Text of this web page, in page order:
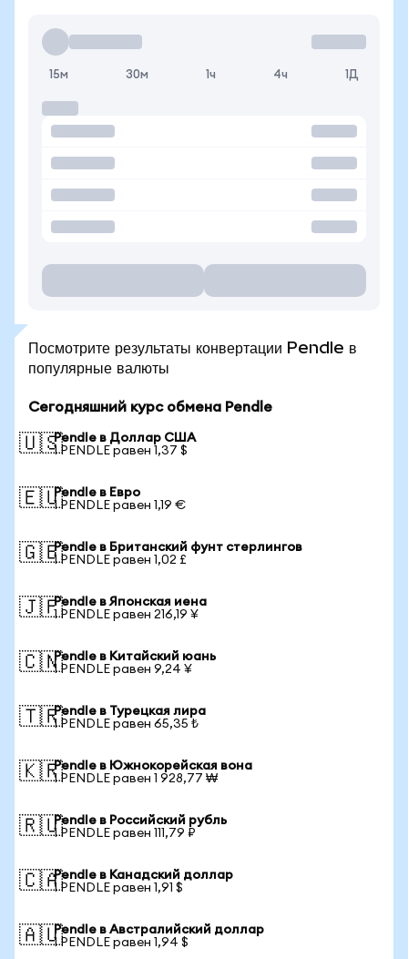
15м 30м 1ч 4ч 1Д
Посмотрите результаты конвертации Pendle в
популярные валюты
Сегодняшний курс обмена Pendle
🇺🇸Pendle в Доллар США
1 PENDLE равен 1,37 $
🇪🇺Pendle в Евро
1 PENDLE равен 1,19 €
🇬🇧Pendle в Британский фунт стерлингов
1 PENDLE равен 1,02 £
🇯🇵Pendle в Японская иена
1 PENDLE равен 216,19 ¥
🇨🇳Pendle в Китайский юань
1 PENDLE равен 9,24 ¥
🇹🇷Pendle в Турецкая лира
1 PENDLE равен 65,35 ₺
🇰🇷Pendle в Южнокорейская вона
1 PENDLE равен 1 928,77 ₩
🇷🇺Pendle в Российский рубль
1 PENDLE равен 111,79 ₽
🇨🇦Pendle в Канадский доллар
1 PENDLE равен 1,91 $
🇦🇺Pendle в Австралийский доллар
1 PENDLE равен 1,94 $